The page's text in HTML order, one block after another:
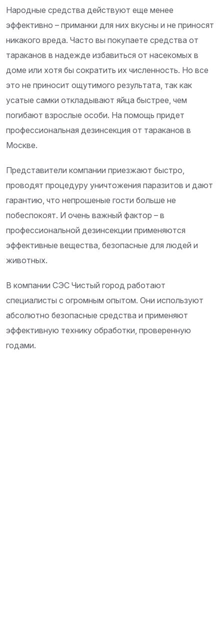
Народные средства действуют еще менее
эффективно – приманки для них вкусны и не приносят
никакого вреда. Часто вы покупаете средства от
тараканов в надежде избавиться от насекомых в
доме или хотя бы сократить их численность. Но все
это не приносит ощутимого результата, так как
усатые самки откладывают яйца быстрее, чем
погибают взрослые особи. На помощь придет
профессиональная дезинсекция от тараканов в
Москве.
Представители компании приезжают быстро,
проводят процедуру уничтожения паразитов и дают
гарантию, что непрошеные гости больше не
побеспокоят. И очень важный фактор – в
профессиональной дезинсекции применяются
эффективные вещества, безопасные для людей и
животных.
В компании СЭС Чистый город работают
специалисты с огромным опытом. Они используют
абсолютно безопасные средства и применяют
эффективную технику обработки, проверенную
годами.